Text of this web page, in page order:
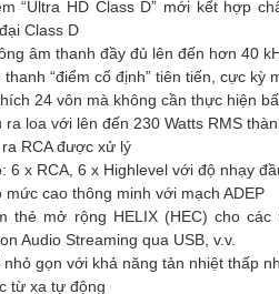
“Ultra HD Class D” mới kết hợp
Class D
âm thanh đầy đủ lên đến hơn 40
thanh “điểm cố định” tiên tiến, cực
24 vôn mà không cần thực hiện
ra loa với lên đến 230 Watts RMS
RCA được xử lý
6 x RCA, 6 x Highlevel với độ nhạy
mức cao thông minh với mạch ADEP
thẻ mở rộng HELIX (HEC) cho
Audio Streaming qua USB, v.v.
nhỏ gọn với khả năng tản nhiệt thấp
từ xa tự động